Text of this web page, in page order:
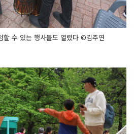
할 수 있는 행사들도 열렸다 ©김주연